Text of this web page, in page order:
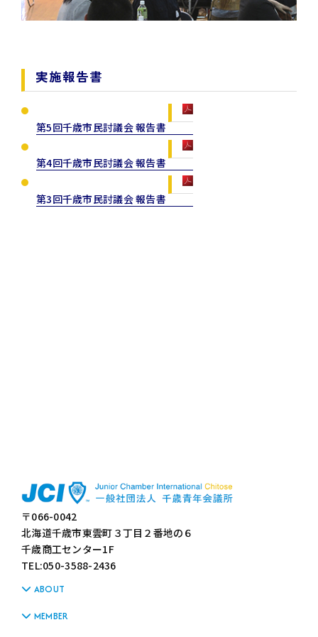
実施報告書
第5回千歳市民討議会 報告書
第4回千歳市民討議会 報告書
第3回千歳市民討議会 報告書
〒066-0042
北海道千歳市東雲町３丁目２番地の６
千歳商工センター1F
TEL:050-3588-2436
ABOUT
MEMBER